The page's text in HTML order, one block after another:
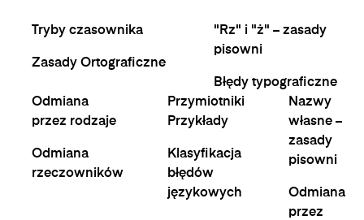
Tryby czasownika
Zasady Ortograficzne
"Rz" i "ż" – zasady
pisowni
Błędy typograficzne
Odmiana
przez rodzaje
Odmiana
rzeczowników
Przymiotniki
Przykłady
Klasyfikacja
błędów
językowych
Nazwy
własne –
zasady
pisowni
Odmiana
przez